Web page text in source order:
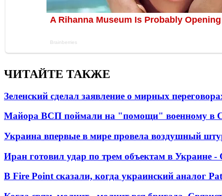
ЧИТАЙТЕ ТАКЖЕ
Зеленский сделал заявление о мирных
Майора ВСП поймали на "помощи" военному в
Украина впервые в мире провела воздушный
Иран готовил удар по трем объектам в Украине
В Fire Point сказали, когда украинский аналог